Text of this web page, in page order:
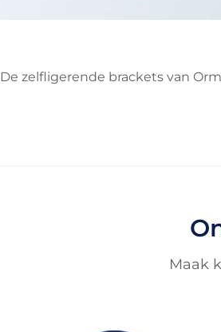
De zelfligerende brackets van
Maak